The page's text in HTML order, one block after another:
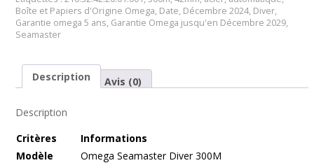
Boîte et Papiers d'Origine Omega, Date, Décembre 2024, Diver,
Garantie omega 5 ans, Garantie Omega jusqu'en Décembre 2029,
Seamaster
Description Avis (0)
Description
Critères
Informations
Modèle
Omega Seamaster Diver 300M